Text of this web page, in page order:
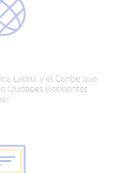
Latina y el Caribe que
Ciudades Resilientes